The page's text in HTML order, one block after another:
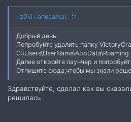
kz0ki написал(а):
Добрый день.
Попробуйте удалить папку
С:\Users\UserName\AppData\Roaming
Далее откройте лаунчер и
Отпишите сюда,чтобы мы знали
Здравствуйте, сделал как вы
решилась